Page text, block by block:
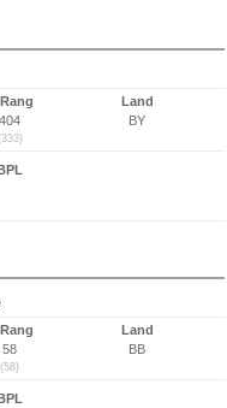
404
Land
BY
58
(58)
Land
BB